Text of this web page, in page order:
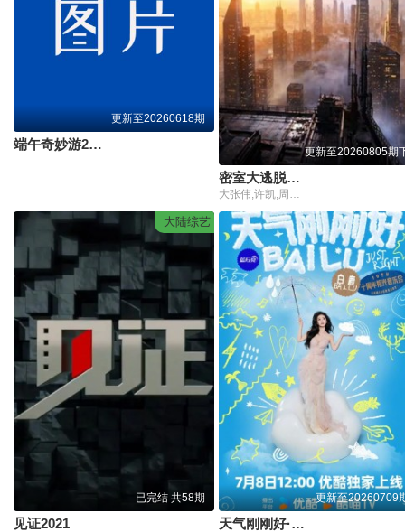
更新至20260618期
端午奇妙游2026 更新至20260805期
密室大逃脱第八季大神版
大陆综艺
已完结 共58期
见证2021
更新至20260709
天气刚刚好·白鹿十周年拾光音乐会